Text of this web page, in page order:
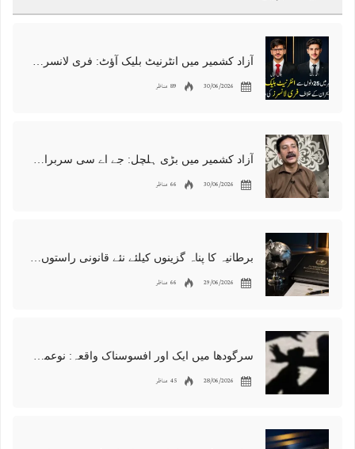
30/06/2026 89 مناظر
30/06/2026 66 مناظر
29/06/2026 66 مناظر
28/06/2026 45 مناظر